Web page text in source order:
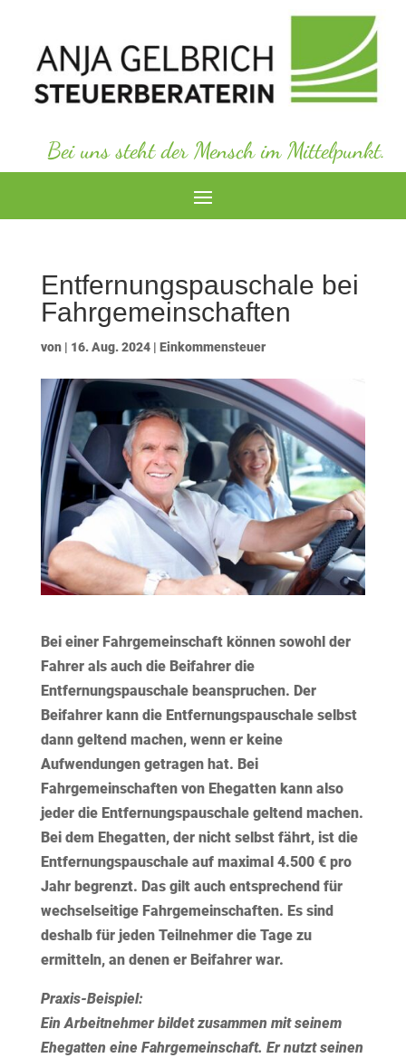
Bei uns steht der Mensch im Mittelpunkt.
Entfernungspauschale bei
Fahrgemeinschaften
von | 16. Aug. 2024| Einkommensteuer
Bei einer Fahrgemeinschaft können sowohl der
Fahrer als auch die Beifahrer die
Entfernungspauschale beanspruchen. Der
Beifahrer kann die Entfernungspauschale selbst
dann geltend machen, wenn er keine
Aufwendungen getragen hat. Bei
Fahrgemeinschaften von Ehegatten kann also
jeder die Entfernungspauschale geltend machen.
Bei dem Ehegatten, der nicht selbst fährt, ist die
Entfernungspauschale auf maximal 4.500 € pro
Jahr begrenzt. Das gilt auch entsprechend für
wechselseitige Fahrgemeinschaften. Es sind
deshalb für jeden Teilnehmer die Tage zu
ermitteln, an denen er Beifahrer war.
Praxis-Beispiel:
Ein Arbeitnehmer bildet zusammen mit seinem
Ehegatten eine Fahrgemeinschaft. Er nutzt seinen